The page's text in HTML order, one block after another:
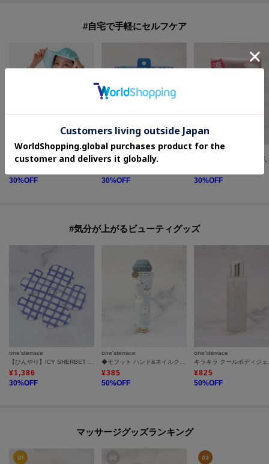
#自宅で手軽にセルフケア
one'sterrace
【ひんやり/UV】WJ 振ってひんやりマグピタポンチョ
30%OFF
one'sterrace
30%OFF
one'sterrace
30%OFF
#気分が上がるビューティグッズ
one'sterrace
【ひんやり】ICY SHERBET HAT
¥1,386
30%OFF
one'sterrace
◆モフット ハンド&ネイルクリーム
¥385
50%OFF
one'sterrace
キラキラ クールボディジェ
¥825
50%OFF
マッサージグッズランキング